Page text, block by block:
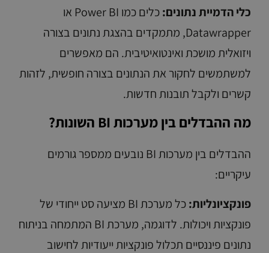
כלי הדמיית נתונים:
כלים כמו Power BI או
Datawrapper, מתמקדים בהצגת נתונים בצורה
ויזואלית מושכת ואינטואיטיבית. הם מאפשרים
למשתמשים לחקור את הנתונים בצורה חופשית, לזהות
קשרים ולקבל תובנות חדשות.
מה ההבדלים בין מערכות BI השונות?
ההבדלים בין מערכות BI נובעים ממספר גורמים
עיקריים:
פונקציונליות:
כל מערכת BI מציעה סט ייחודי של
פונקציות ויכולות. לדוגמה, מערכת BI המתמחה בניתוח
נתונים פיננסיים תכלול פונקציות ייעודיות לחישוב